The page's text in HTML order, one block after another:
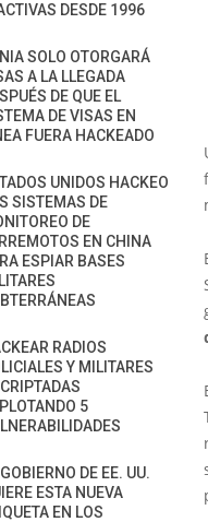
DESDE 1996
SOLO OTORGARÁ
A LA LLEGADA
DE QUE EL
DE VISAS EN
FUERA HACKEADO
UNIDOS HACKEO
SISTEMAS DE
DE
EN CHINA
ESPIAR BASES
RADIOS
Y MILITARES
5
DE EE. UU.
ESTA NUEVA
EN LOS